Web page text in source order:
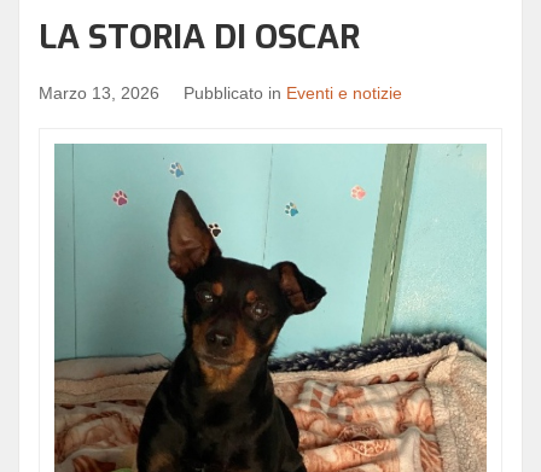
LA STORIA DI OSCAR
Marzo 13, 2026 Pubblicato in Eventi e notizie